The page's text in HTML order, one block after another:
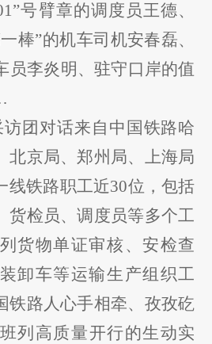
号臂章的调度员王德、
棒”的机车司机安春磊、
员李炎明、驻守口岸的值
团对话来自中国铁路哈
北京局、郑州局、上海局
线铁路职工近30位，包括
货检员、调度员等多个工
货物单证审核、安检查
卸车等运输生产组织工
铁路人心手相牵、孜孜矻
列高质量开行的生动实